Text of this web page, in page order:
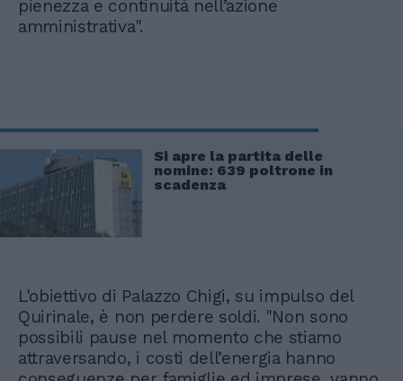
pienezza e continuità nell’azione
amministrativa".
Si apre la partita delle
nomine: 639 poltrone in
scadenza
L'obiettivo di Palazzo Chigi, su impulso del
Quirinale, è non perdere soldi. "Non sono
possibili pause nel momento che stiamo
attraversando, i costi dell’energia hanno